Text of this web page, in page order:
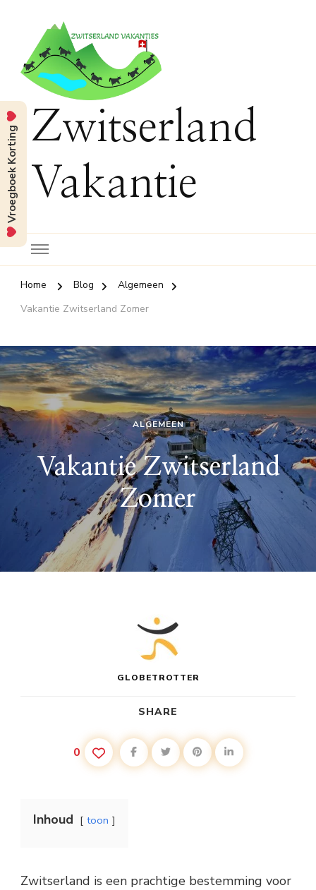
Zwitserland
Vakantie
Home Blog
Algemeen
Vakantie Zwitserland Zomer
ALGEMEEN
Vakantie Zwitserland
Zomer
GLOBETROTTER
SHARE
0
Inhoud toon
Zwitserland is een prachtige bestemming voor
Vroegboek Korting